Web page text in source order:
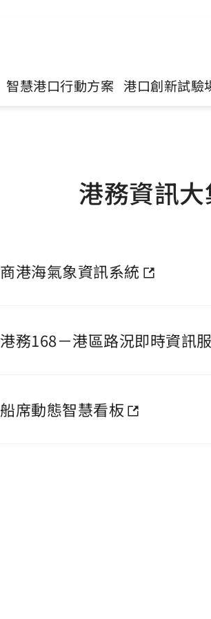
智慧港口行動方案 港口創新試驗
港務資訊
商港海氣象資訊系統
港務168－港區路況即時資訊
船席動態智慧看板